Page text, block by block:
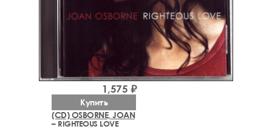
(CD) OSBORNE, JOAN
– RIGHTEOUS LOVE
1,575 ₽
Купить